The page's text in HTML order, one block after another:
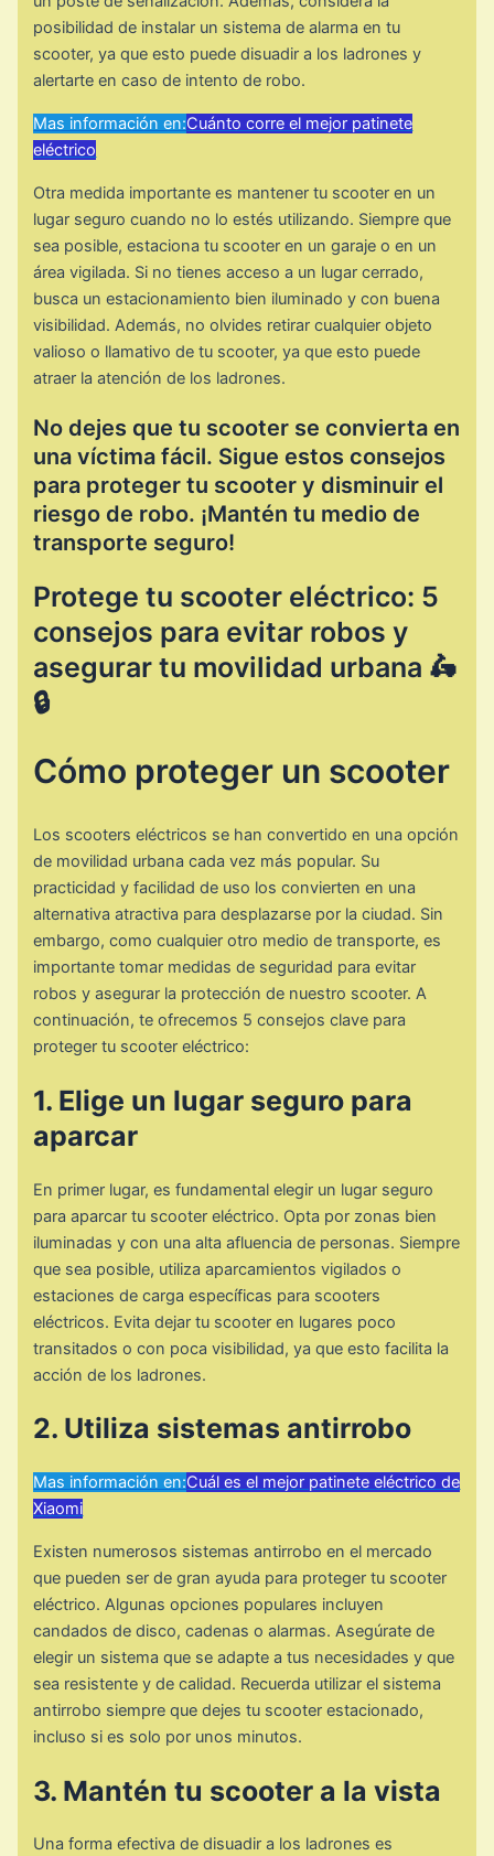
posibilidad de instalar un sistema de alarma en tu
scooter, ya que esto puede disuadir a los ladrones y
alertarte en caso de intento de robo.
Mas información en:Cuánto corre el mejor patinete
eléctrico
Otra medida importante es mantener tu scooter en un
lugar seguro cuando no lo estés utilizando. Siempre que
sea posible, estaciona tu scooter en un garaje o en un
área vigilada. Si no tienes acceso a un lugar cerrado,
busca un estacionamiento bien iluminado y con buena
visibilidad. Además, no olvides retirar cualquier objeto
valioso o llamativo de tu scooter, ya que esto puede
atraer la atención de los ladrones.
No dejes que tu scooter se convierta en
una víctima fácil. Sigue estos consejos
para proteger tu scooter y disminuir el
riesgo de robo. ¡Mantén tu medio de
transporte seguro!
Protege tu scooter eléctrico: 5
consejos para evitar robos y
asegurar tu movilidad urbana 🛵
🔒
Cómo proteger un scooter
Los scooters eléctricos se han convertido en una opción
de movilidad urbana cada vez más popular. Su
practicidad y facilidad de uso los convierten en una
alternativa atractiva para desplazarse por la ciudad. Sin
embargo, como cualquier otro medio de transporte, es
importante tomar medidas de seguridad para evitar
robos y asegurar la protección de nuestro scooter. A
continuación, te ofrecemos 5 consejos clave para
proteger tu scooter eléctrico:
1. Elige un lugar seguro para
aparcar
En primer lugar, es fundamental elegir un lugar seguro
para aparcar tu scooter eléctrico. Opta por zonas bien
iluminadas y con una alta afluencia de personas. Siempre
que sea posible, utiliza aparcamientos vigilados o
estaciones de carga específicas para scooters
eléctricos. Evita dejar tu scooter en lugares poco
transitados o con poca visibilidad, ya que esto facilita la
acción de los ladrones.
2. Utiliza sistemas antirrobo
Mas información en:Cuál es el mejor patinete eléctrico de
Xiaomi
Existen numerosos sistemas antirrobo en el mercado
que pueden ser de gran ayuda para proteger tu scooter
eléctrico. Algunas opciones populares incluyen
candados de disco, cadenas o alarmas. Asegúrate de
elegir un sistema que se adapte a tus necesidades y que
sea resistente y de calidad. Recuerda utilizar el sistema
antirrobo siempre que dejes tu scooter estacionado,
incluso si es solo por unos minutos.
3. Mantén tu scooter a la vista
Una forma efectiva de disuadir a los ladrones es